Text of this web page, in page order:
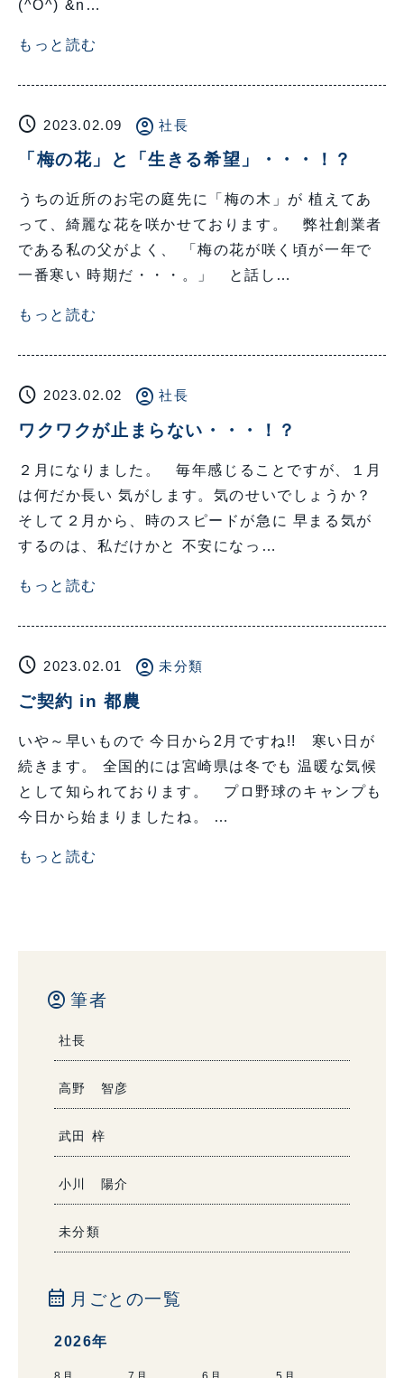
(^O^) &n…
もっと読む
schedule 2023.02.09 account_circle 社長
「梅の花」と「生きる希望」・・・！？
うちの近所のお宅の庭先に「梅の木」が 植えてあ
って、綺麗な花を咲かせております。 弊社創業者
である私の父がよく、 「梅の花が咲く頃が一年で
一番寒い 時期だ・・・。」 と話し…
もっと読む
schedule 2023.02.02 account_circle 社長
ワクワクが止まらない・・・！？
２月になりました。 毎年感じることですが、１月
は何だか長い 気がします。気のせいでしょうか？
そして２月から、時のスピードが急に 早まる気が
するのは、私だけかと 不安になっ…
もっと読む
schedule 2023.02.01 account_circle 未分類
ご契約 in 都農
いや～早いもので 今日から2月ですね!! 寒い日が
続きます。 全国的には宮崎県は冬でも 温暖な気候
として知られております。 プロ野球のキャンプも
今日から始まりましたね。 …
もっと読む
account_circle 筆者
社長
高野 智彦
武田 梓
小川 陽介
未分類
calendar_month 月ごとの一覧
2026年